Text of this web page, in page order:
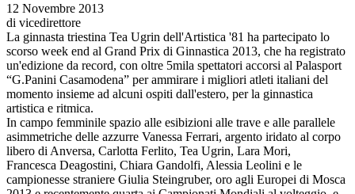
12 Novembre 2013
di vicedirettore
La ginnasta triestina Tea Ugrin dell'Artistica '81 ha partecipato lo
scorso week end al Grand Prix di Ginnastica 2013, che ha registrato
un'edizione da record, con oltre 5mila spettatori accorsi al Palasport
“G.Panini Casamodena” per ammirare i migliori atleti italiani del
momento insieme ad alcuni ospiti dall'estero, per la ginnastica
artistica e ritmica.
In campo femminile spazio alle esibizioni alle trave e alle parallele
asimmetriche delle azzurre Vanessa Ferrari, argento iridato al corpo
libero di Anversa, Carlotta Ferlito, Tea Ugrin, Lara Mori,
Francesca Deagostini, Chiara Gandolfi, Alessia Leolini e le
campionesse straniere Giulia Steingruber, oro agli Europei di Mosca